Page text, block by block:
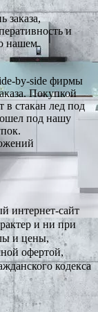
заказа,
и
нашем
by-side фирмы
Покупкой
в стакан лед под
под нашу
интернет-сайт
и ни при
и цены,
офертой,
кодекса